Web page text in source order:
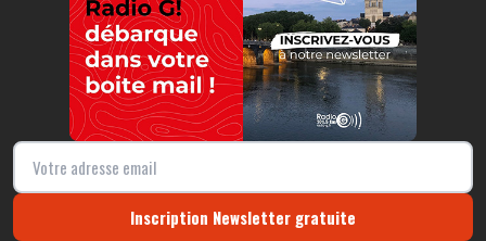
Inscription Newsletter gratuite